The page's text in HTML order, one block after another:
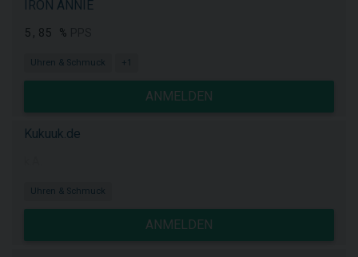
IRON ANNIE
5,85 %
Uhren & Schmuck +1
ANMELDEN
Kukuuk.de
Uhren & Schmuck
ANMELDEN